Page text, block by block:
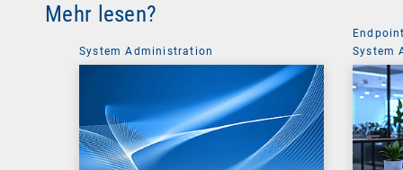
Mehr lesen?
System Administration
System